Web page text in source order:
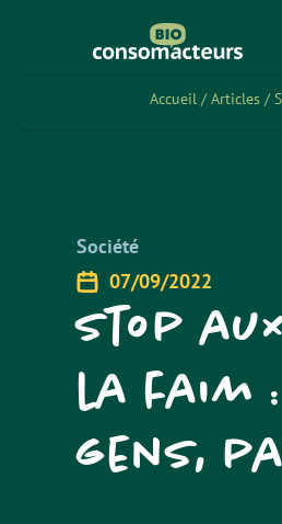
Accueil /Articles /
Société
07/09/2022
Stop
la faim
gens,